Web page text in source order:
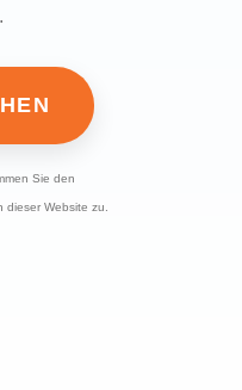
Sie den
dieser Website zu.